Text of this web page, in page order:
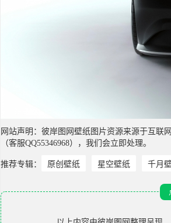
网站声明：彼岸图网壁纸图片资源来源于互联
（客服QQ55346968），我们会立即处理。
推荐专辑： 原创壁纸 星空壁纸 千月